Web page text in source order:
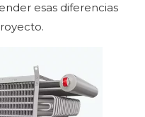
esas diferencias